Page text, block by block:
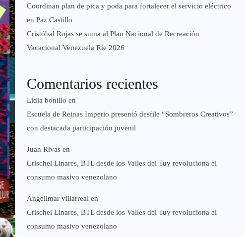
Coordinan plan de pica y poda para fortalecer el servicio eléctrico
en Paz Castillo
Cristóbal Rojas se suma al Plan Nacional de Recreación
Vacacional Venezuela Ríe 2026
Comentarios recientes
Lidia bonillo en
Escuela de Reinas Imperio presentó desfile “Sombreros Creativos”
con destacada participación juvenil
Juan Rivas en
Crischel Linares, BTL desde los Valles del Tuy revoluciona el
consumo masivo venezolano
Angelimar villarreal en
Crischel Linares, BTL desde los Valles del Tuy revoluciona el
consumo masivo venezolano